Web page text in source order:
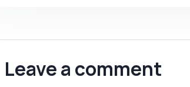
Leave a comment